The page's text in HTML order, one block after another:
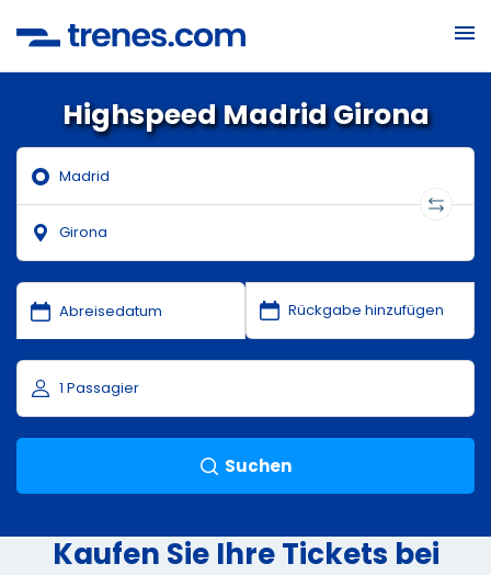
Highspeed Madrid Girona
Suchen
Kaufen Sie Ihre Tickets bei